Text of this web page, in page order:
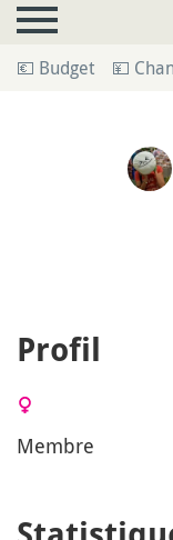
💶 Budget 💴
Profil
Membre